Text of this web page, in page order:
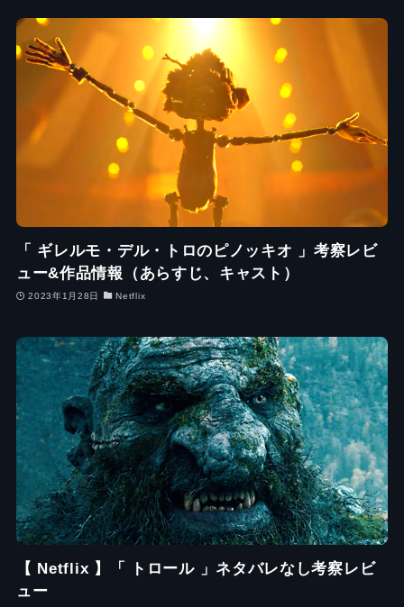
「 ギレルモ・デル・トロのピノッキオ 」考察レビ
ュー&作品情報（あらすじ、キャスト）
2023年1月28日 Netflix
【 Netflix 】「 トロール 」ネタバレなし考察レビ
ュー